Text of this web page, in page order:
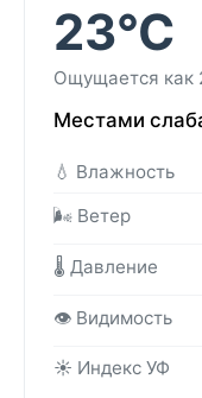
23°C
Ощущается как
Местами
💧 Влажность
🌬️ Ветер
🌡️ Давление
👁️ Видимость
☀️ Индекс УФ